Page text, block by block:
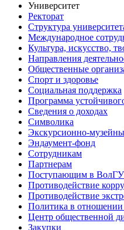
Университет
Ректорат
Структура
Международное
Культура, искусство,
Направления
Общественные
Спорт и здоровье
Социальная поддержка
Программа
Сведения о доходах
Символика
Экскурсионно-
Эндаумент-фонд
Сотрудникам
Партнерам
Поступающим в ВолГУ
Противодействие
Противодействие
Политика в
Центр общественной
Закупки